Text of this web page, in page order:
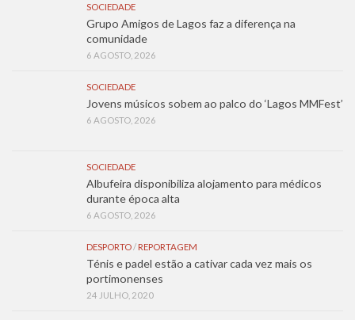
SOCIEDADE
Grupo Amigos de Lagos faz a diferença na
comunidade
6 AGOSTO, 2026
SOCIEDADE
Jovens músicos sobem ao palco do ‘Lagos MMFest’
6 AGOSTO, 2026
SOCIEDADE
Albufeira disponibiliza alojamento para médicos
durante época alta
6 AGOSTO, 2026
DESPORTO/ REPORTAGEM
Ténis e padel estão a cativar cada vez mais os
portimonenses
24 JULHO, 2020